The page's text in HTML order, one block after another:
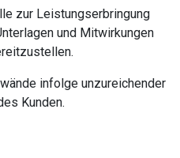
zur Leistungserbringung
und Mitwirkungen
infolge unzureichender
Kunden.